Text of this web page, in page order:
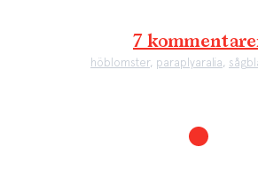
7
höblomster, paraplyaralia,